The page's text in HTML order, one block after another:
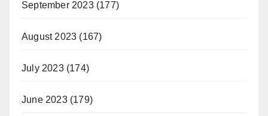
September 2023(177)
August 2023 (167)
July 2023(174)
June 2023(179)